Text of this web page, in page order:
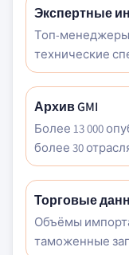
Экспертные
Топ-
технические
Архив GMI
Более 13 000
более 30
Торговые
Объёмы
таможенные